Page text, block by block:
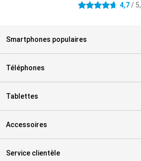
4.7 étoiles 4,7/
Smartphones populaires
Téléphones
Tablettes
Accessoires
Service clientèle